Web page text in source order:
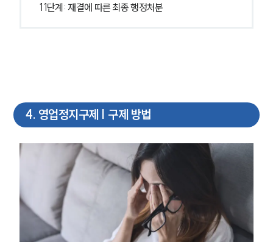
11단계: 재결에 따른 최종 행정처분
4. 영업정지구제 | 구제 방법